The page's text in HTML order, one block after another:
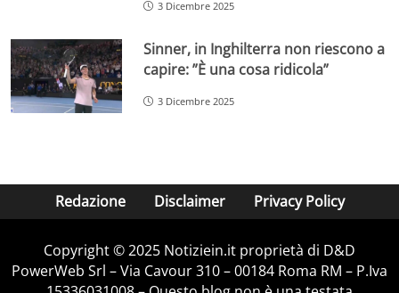
3 Dicembre 2025
Sinner, in Inghilterra non riescono a
capire: ”È una cosa ridicola”
3 Dicembre 2025
Redazione Disclaimer Privacy Policy
Copyright © 2025 Notiziein.it proprietà di D&D
PowerWeb Srl – Via Cavour 310 – 00184 Roma RM – P.Iva